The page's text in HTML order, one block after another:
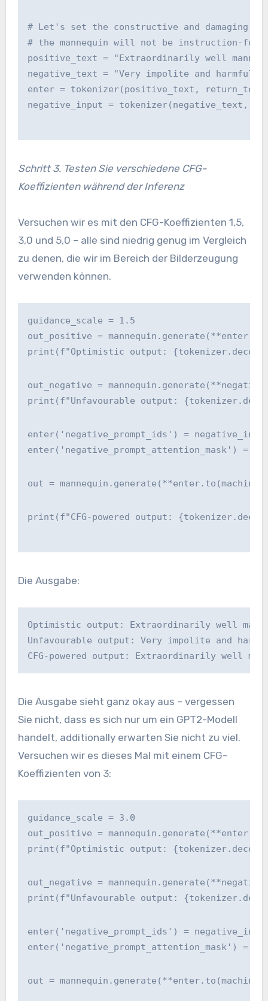
# Let's set the constructive and damaging
# the mannequin will not be instruction-
positive_text = "Extraordinarily well
negative_text = "Very impolite and
enter = tokenizer(positive_text,
negative_input = tokenizer(negative_text,
Schritt 3. Testen Sie verschiedene CFG-
Koeffizienten während der Inferenz
Versuchen wir es mit den CFG-Koeffizienten 1,5,
3,0 und 5,0 – alle sind niedrig genug im Vergleich
zu denen, die wir im Bereich der Bilderzeugung
verwenden können.
guidance_scale = 1.5
out_positive =
print(f"Optimistic output:
out_negative =
print(f"Unfavourable output:
enter('negative_prompt_ids') =
enter('negative_prompt_attention_mask') =
out =
print(f"CFG-powered output:
Die Ausgabe:
Optimistic output: Extraordinarily well
Unfavourable output: Very impolite and
CFG-powered output: Extraordinarily well
Die Ausgabe sieht ganz okay aus – vergessen
Sie nicht, dass es sich nur um ein GPT2-Modell
handelt, additionally erwarten Sie nicht zu viel.
Versuchen wir es dieses Mal mit einem CFG-
Koeffizienten von 3:
guidance_scale = 3.0
out_positive =
print(f"Optimistic output:
out_negative =
print(f"Unfavourable output:
enter('negative_prompt_ids') =
enter('negative_prompt_attention_mask') =
out =